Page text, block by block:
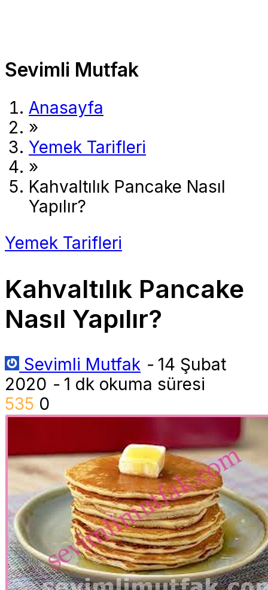
Sevimli Mutfak
Anasayfa
»
Yemek Tarifleri
»
Kahvaltılık Pancake Nasıl
Yapılır?
Yemek Tarifleri
Kahvaltılık Pancake
Nasıl Yapılır?
Sevimli Mutfak - 14 Şubat
2020 -1 dk okuma süresi
535 0